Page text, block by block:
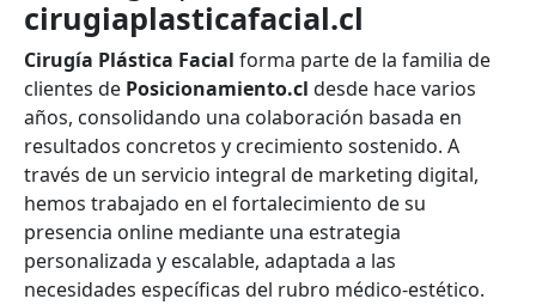
cirugiaplasticafacial.cl
Cirugía Plástica Facial forma parte de la familia de
clientes de Posicionamiento.cl desde hace varios
años, consolidando una colaboración basada en
resultados concretos y crecimiento sostenido. A
través de un servicio integral de marketing digital,
hemos trabajado en el fortalecimiento de su
presencia online mediante una estrategia
personalizada y escalable, adaptada a las
necesidades específicas del rubro médico-estético.